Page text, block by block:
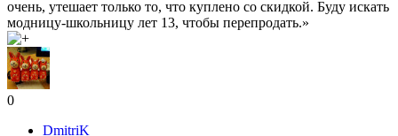
очень, утешает только то, что куплено со скидкой. Буду искать
модницу-школьницу лет 13, чтобы перепродать.»
0
DmitriK